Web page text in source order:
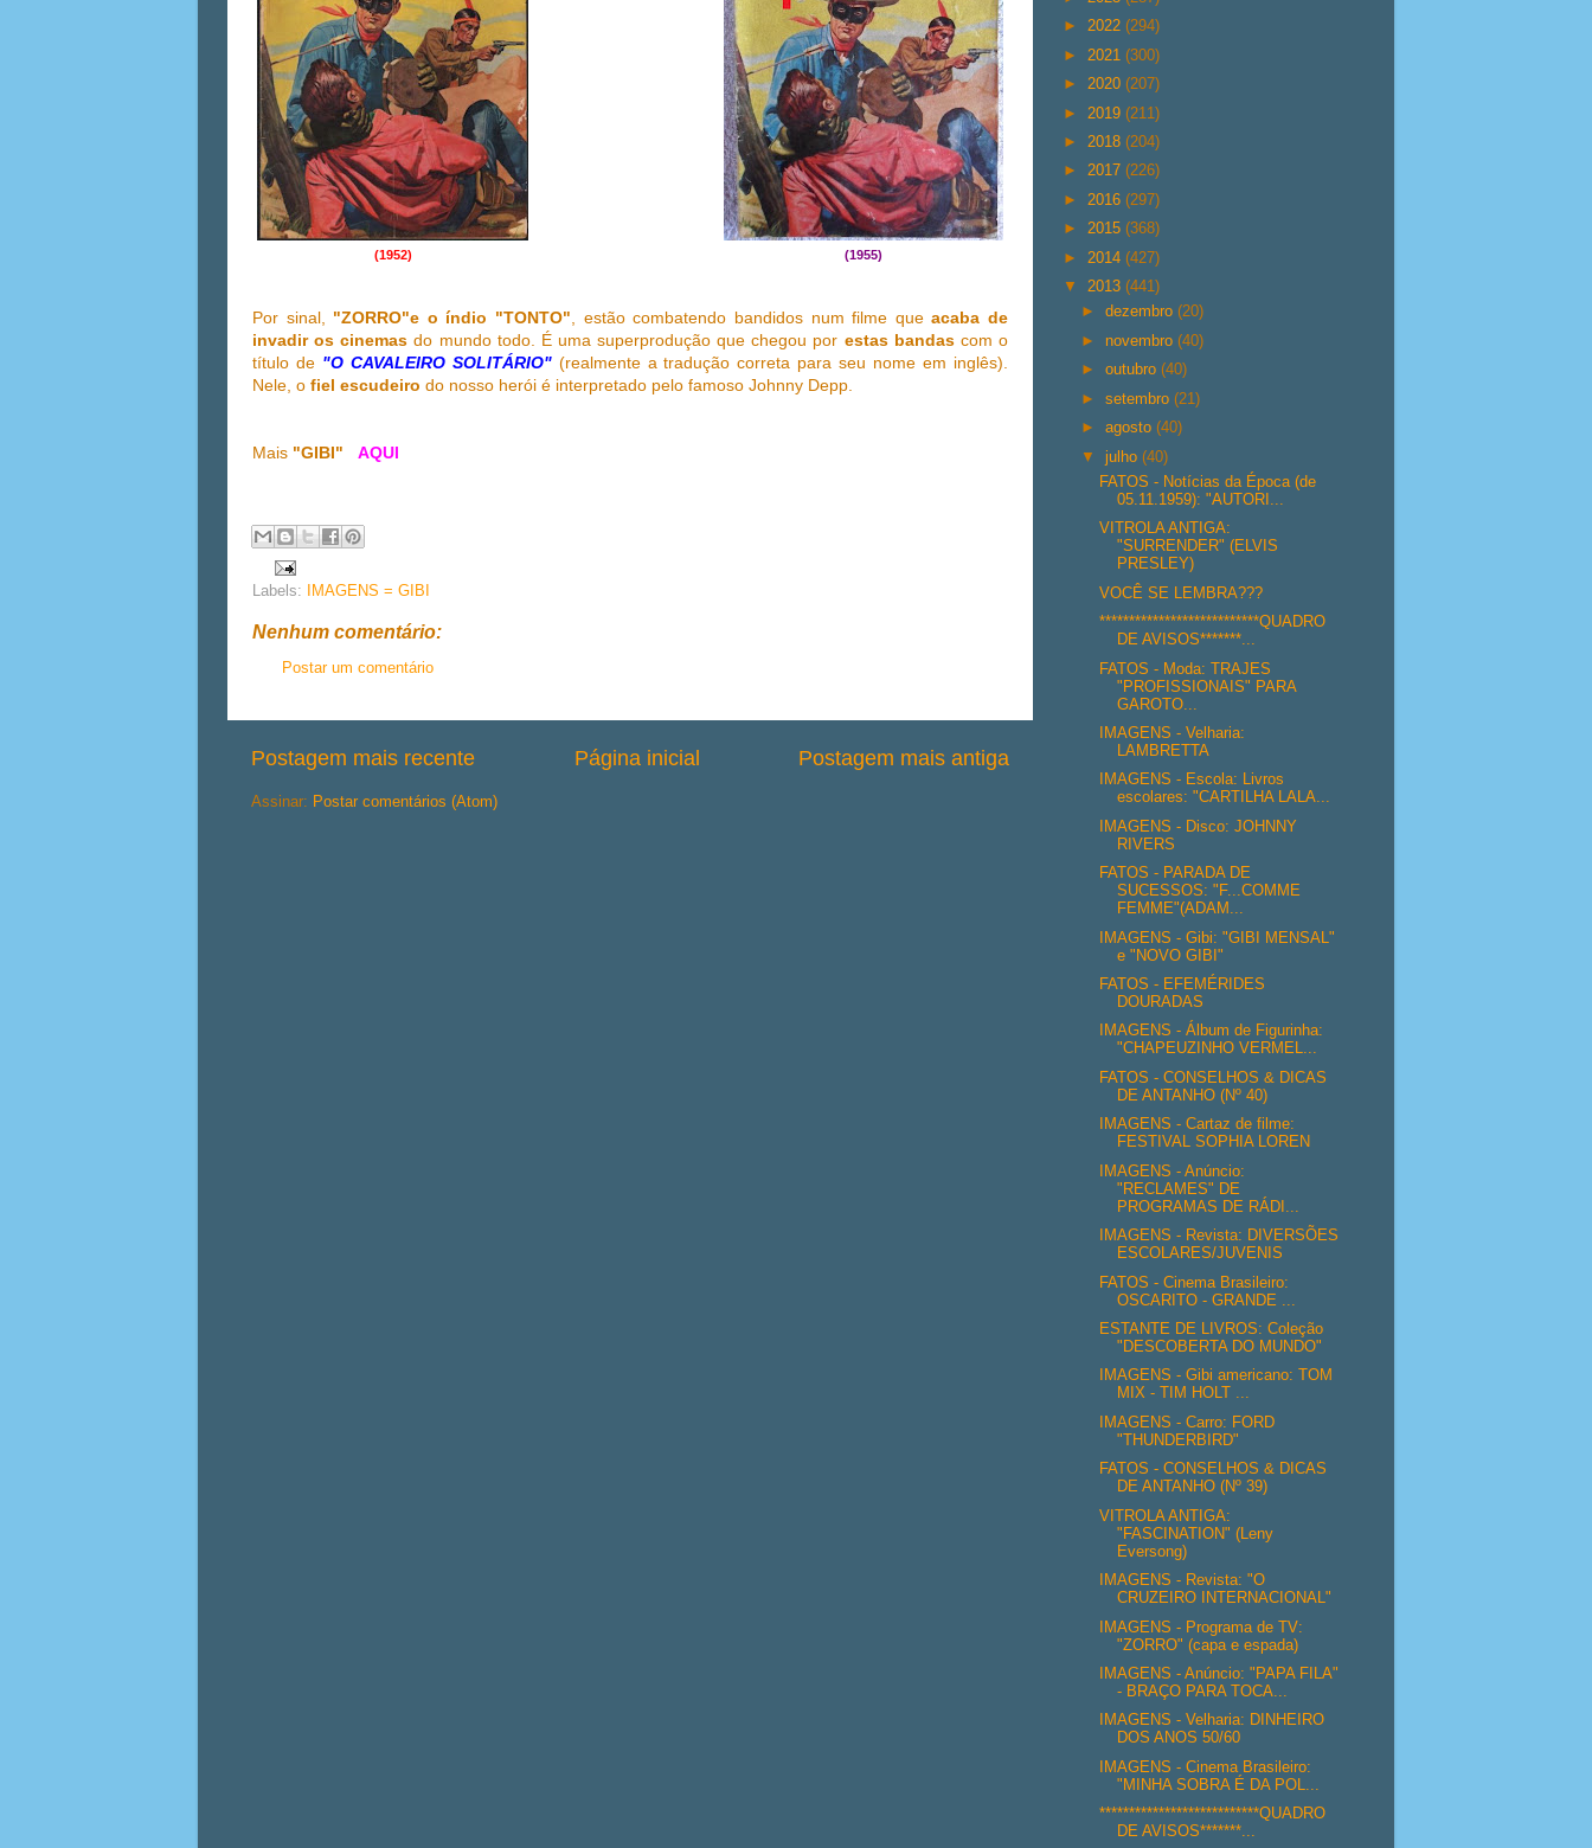
(1955)
(1952)
Por sinal, "ZORRO"e o índio "TONTO", estão combatendo bandidos num filme queacaba de
invadir os cinemas do mundo todo. É uma superprodução que chegou por estas bandascom o
título de "O CAVALEIRO SOLITÁRIO" (realmente a tradução correta para seu nome em inglês).
Nele, o fiel escudeiro do nosso herói é interpretado pelo famoso Johnny Depp.
Mais "GIBI" AQUI
Labels: IMAGENS = GIBI
Nenhum comentário:
Postar um comentário
Postagem mais recente Postagem mais antiga
Página inicial
Assinar: Postar comentários (Atom)
► 2022 (294)
► 2021 (300)
► 2020 (207)
► 2019 (211)
► 2018 (204)
► 2017 (226)
► 2016 (297)
► 2015 (368)
► 2014 (427)
▼ 2013 (441)
►dezembro(20)
► novembro(40)
►outubro(40)
►setembro(21)
►agosto(40)
▼julho(40)
FATOS - Notícias da Época (de
05.11.1959): "AUTORI...
VITROLA ANTIGA:
"SURRENDER" (ELVIS
PRESLEY)
VOCÊ SE LEMBRA???
***************************QUADRO
DE AVISOS*******...
FATOS - Moda: TRAJES
"PROFISSIONAIS" PARA
GAROTO...
IMAGENS - Velharia:
LAMBRETTA
IMAGENS - Escola: Livros
escolares: "CARTILHA LALA...
IMAGENS - Disco: JOHNNY
RIVERS
FATOS - PARADA DE
SUCESSOS: "F...COMME
FEMME"(ADAM...
IMAGENS - Gibi: "GIBI MENSAL"
e "NOVO GIBI"
FATOS - EFEMÉRIDES
DOURADAS
IMAGENS - Álbum de Figurinha:
"CHAPEUZINHO VERMEL...
FATOS - CONSELHOS & DICAS
DE ANTANHO (Nº 40)
IMAGENS - Cartaz de filme:
FESTIVAL SOPHIA LOREN
IMAGENS - Anúncio:
"RECLAMES" DE
PROGRAMAS DE RÁDI...
IMAGENS - Revista: DIVERSÕES
ESCOLARES/JUVENIS
FATOS - Cinema Brasileiro:
OSCARITO - GRANDE ...
ESTANTE DE LIVROS: Coleção
"DESCOBERTA DO MUNDO"
IMAGENS - Gibi americano: TOM
MIX - TIM HOLT ...
IMAGENS - Carro: FORD
"THUNDERBIRD"
FATOS - CONSELHOS & DICAS
DE ANTANHO (Nº 39)
VITROLA ANTIGA:
"FASCINATION" (Leny
Eversong)
IMAGENS - Revista: "O
CRUZEIRO INTERNACIONAL"
IMAGENS - Programa de TV:
"ZORRO" (capa e espada)
IMAGENS - Anúncio: "PAPA FILA"
- BRAÇO PARA TOCA...
IMAGENS - Velharia: DINHEIRO
DOS ANOS 50/60
IMAGENS - Cinema Brasileiro:
"MINHA SOBRA É DA POL...
***************************QUADRO
DE AVISOS*******...